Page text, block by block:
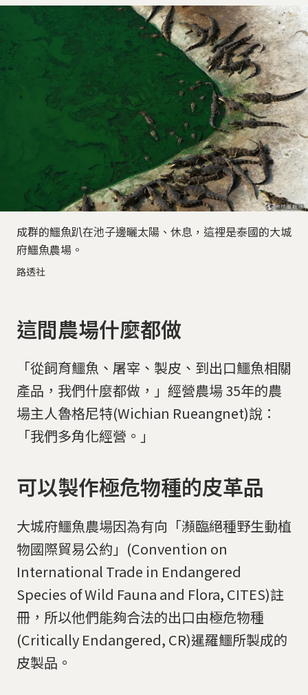
成群的鱷魚趴在池子邊曬太陽、休息，這裡是泰國的大城
府鱷魚農場。
路透社
這間農場什麼都做
「從飼育鱷魚、屠宰、製皮、到出口鱷魚相關
產品，我們什麼都做，」經營農場 35年的農
場主人魯格尼特(Wichian Rueangnet)說：
「我們多角化經營。」
可以製作極危物種的皮革品
大城府鱷魚農場因為有向「瀕臨絕種野生動植
物國際貿易公約」(Convention on
International Trade in Endangered
Species of Wild Fauna and Flora, CITES)註
冊，所以他們能夠合法的出口由極危物種
(Critically Endangered, CR)暹羅鱷所製成的
皮製品。